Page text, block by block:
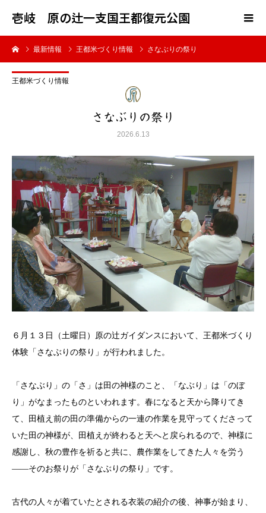
壱岐 原の辻一支国王都復元公園
最新情報 王都米づくり情報 さなぶりの祭り
王都米づくり情報
さなぶりの祭り
2026.6.13
６月１３日（土曜日）原の辻ガイダンスにおいて、王都米づくり
体験「さなぶりの祭り」が行われました。
「さなぶり」の「さ」は田の神様のこと、「なぶり」は「のぼ
り」がなまったものといわれます。春になると天から降りてき
て、田植え前の田の準備からの一連の作業を見守ってくださって
いた田の神様が、田植えが終わると天へと戻られるので、神様に
感謝し、秋の豊作を祈ると共に、農作業をしてきた人々を労う
――そのお祭りが「さなぶりの祭り」です。
古代の人々が着ていたとされる衣装の紹介の後、神事が始まり、